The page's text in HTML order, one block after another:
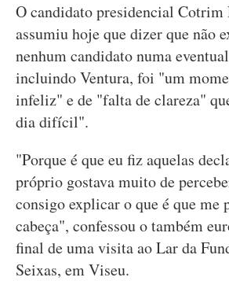
O candidato presidencial Cotrim
assumiu hoje que dizer que não
nenhum candidato numa
incluindo Ventura, foi "um
infeliz" e de "falta de clareza"
dia difícil".
"Porque é que eu fiz aquelas
próprio gostava muito de
consigo explicar o que é que me
cabeça", confessou o também
final de uma visita ao Lar da
Seixas, em Viseu.